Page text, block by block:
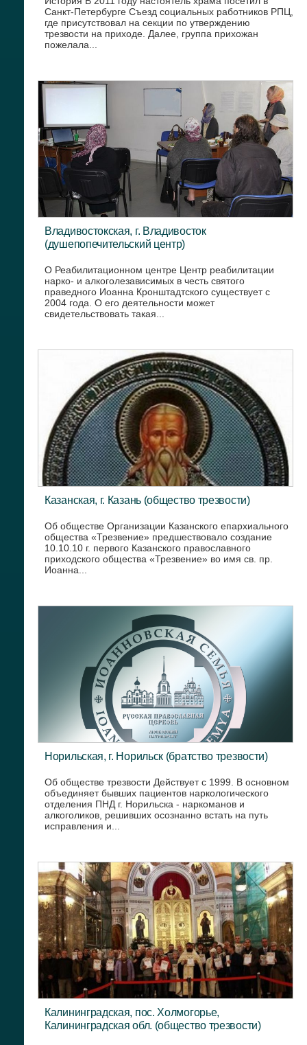
Санкт-Петербурге Съезд социальных работников РПЦ,
где присутствовал на секции по утверждению
трезвости на приходе. Далее, группа прихожан
пожелала...
Владивостокская, г. Владивосток
(душепопечительский центр)
О Реабилитационном центре Центр реабилитации
нарко- и алкоголезависимых в честь святого
праведного Иоанна Кронштадтского существует с
2004 года. О его деятельности может
свидетельствовать такая...
Казанская, г. Казань (общество трезвости)
Об обществе Организации Казанского епархиального
общества «Трезвение» предшествовало создание
10.10.10 г. первого Казанского православного
приходского общества «Трезвение» во имя св. пр.
Иоанна...
Норильская, г. Норильск (братство трезвости)
Об обществе трезвости Действует с 1999. В основном
объединяет бывших пациентов наркологического
отделения ПНД г. Норильска - наркоманов и
алкоголиков, решивших осознанно встать на путь
исправления и...
Калининградская, пос. Холмогорье,
Калининградская обл. (общество трезвости)